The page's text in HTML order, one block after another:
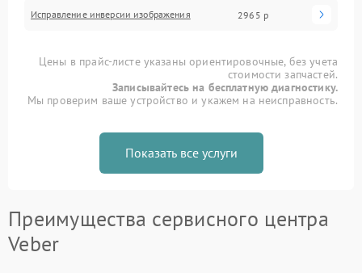
Исправление инверсии изображения 2965 р
Цены в прайс-листе указаны ориентировочные, без учета
стоимости запчастей.
Записывайтесь на бесплатную диагностику.
Мы проверим ваше устройство и укажем на неисправность.
Показать все услуги
Преимущества сервисного центра
Veber